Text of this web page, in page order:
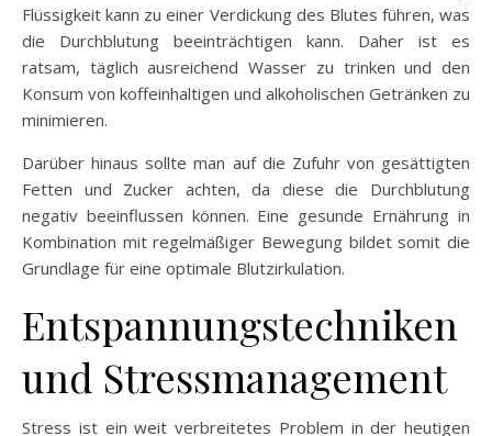
Flüssigkeit kann zu einer Verdickung des Blutes führen, was
die Durchblutung beeinträchtigen kann. Daher ist es
ratsam, täglich ausreichend Wasser zu trinken und den
Konsum von koffeinhaltigen und alkoholischen Getränken zu
minimieren.
Darüber hinaus sollte man auf die Zufuhr von gesättigten
Fetten und Zucker achten, da diese die Durchblutung
negativ beeinflussen können. Eine gesunde Ernährung in
Kombination mit regelmäßiger Bewegung bildet somit die
Grundlage für eine optimale Blutzirkulation.
Entspannungstechniken
und Stressmanagement
Stress ist ein weit verbreitetes Problem in der heutigen